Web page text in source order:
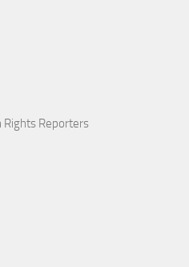
Rights Reporters